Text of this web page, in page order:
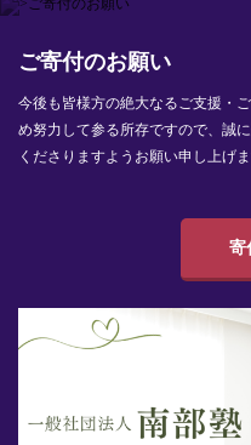
ご寄付のお願い
今後も皆様方の絶大なるご支援・
め努力して参る所存ですので、誠
くださりますようお願い申し上げま
寄